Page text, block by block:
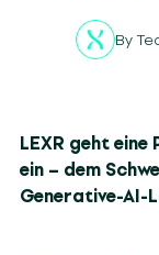
By
LEXR geht
ein – dem
Generative-AI-